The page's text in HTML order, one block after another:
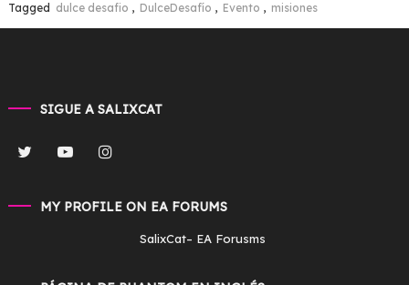
Tagged dulce desafio , DulceDesafío , Evento , misiones
SIGUE A SALIXCAT
MY PROFILE ON EA FORUMS
SalixCat– EA Forusms